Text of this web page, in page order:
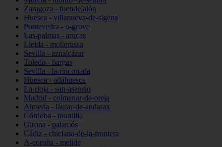
Zaragoza - fuendejalón
Huesca - villanueva-de-sigena
Pontevedra - o-grove
Las-palmas - arucas
Lleida - mollerussa
Sevilla - aznalcázar
Toledo - bargas
Sevilla - la-rinconada
Huesca - adahuesca
La-rioja - san-asensio
Madrid - colmenar-de-oreja
Almería - láujar-de-andarax
Córdoba - montilla
Girona - palamós
Cádiz - chiclana-de-la-frontera
A-coruña - melide